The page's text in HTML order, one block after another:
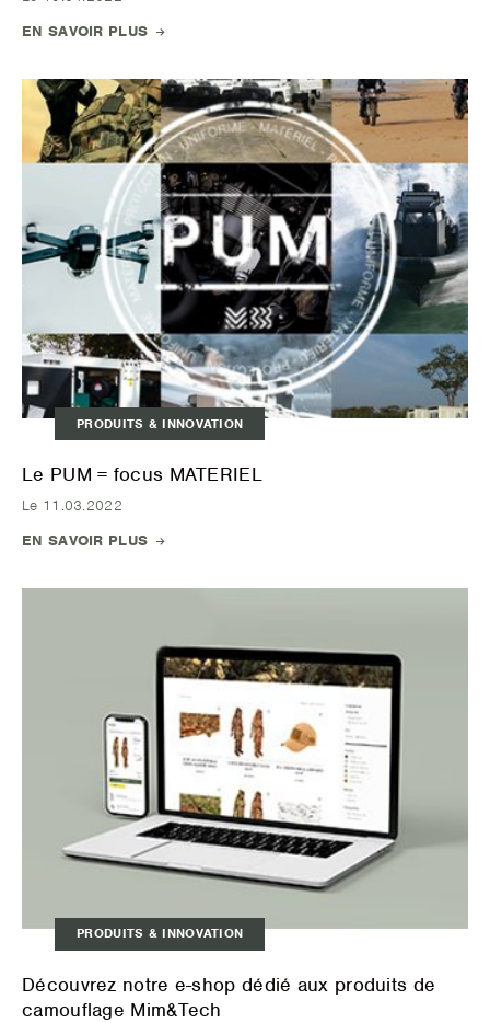
EN SAVOIR PLUS
PRODUITS & INNOVATION
Le PUM = focus MATERIEL
Le 11.03.2022
EN SAVOIR PLUS
PRODUITS & INNOVATION
Découvrez notre e-shop dédié aux produits de
camouflage Mim&Tech